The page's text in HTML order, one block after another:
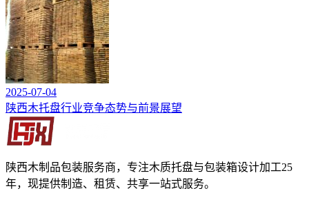
2025-07-04
陕西木托盘行业竞争态势与前景展望
陕西木制品包装服务商，专注木质托盘与包装箱设计加工25
年，现提供制造、租赁、共享一站式服务。